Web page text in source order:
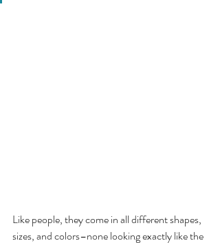
Like people, they come in all different shapes,
sizes, and colors–none looking exactly like the